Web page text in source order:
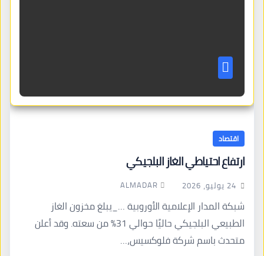
اقتصاد
ارتفاع احتياطي الغاز البلجيكي
24 يوليو، 2026 ALMADAR
شبكة المدار الإعلامية الأوروبية …_يبلغ مخزون الغاز
الطبيعي البلجيكي حاليًا حوالي 31% من سعته. وقد أعلن
متحدث باسم شركة فلوكسيس،…